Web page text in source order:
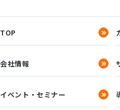
TOP
会社情報
イベント・セミナー